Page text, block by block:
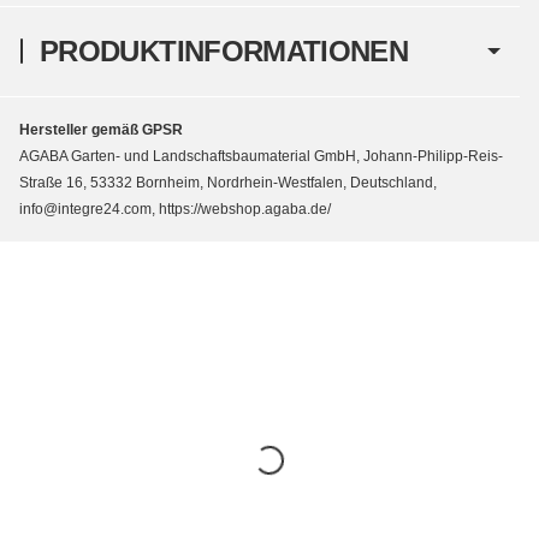
PRODUKTINFORMATIONEN
Hersteller gemäß GPSR
AGABA Garten- und Landschaftsbaumaterial GmbH, Johann-Philipp-Reis-
Straße 16, 53332 Bornheim, Nordrhein-Westfalen, Deutschland,
info@integre24.com, https://webshop.agaba.de/